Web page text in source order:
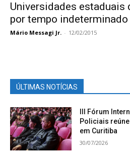
Universidades estaduais
por tempo indeterminado
Mário Messagi Jr. - 12/02/2015
ÚLTIMAS NOTÍCIAS
III Fórum
Policiais
em Curitiba
30/07/2026